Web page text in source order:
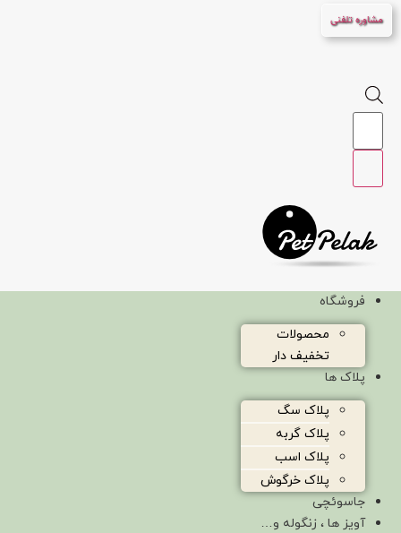
پرش
به
مشاوره تلفنی
Products
فروشگاه
محصولات
تخفیف دار
پلاک ها
پلاک سگ
پلاک گربه
پلاک اسب
پلاک خرگوش
جاسوئچی
آویز ها ، زنگوله و…